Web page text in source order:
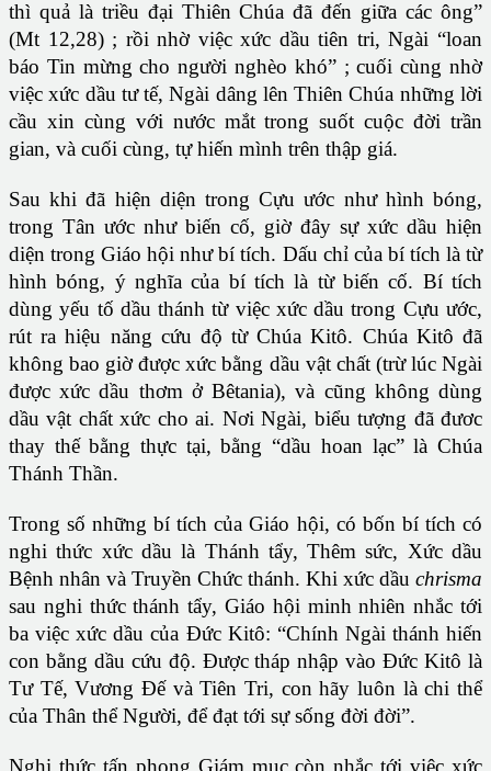
thì quả là triều đại Thiên Chúa đã đến giữa các ông”
(Mt 12,28) ; rồi nhờ việc xức dầu tiên tri, Ngài “loan
báo Tin mừng cho người nghèo khó” ; cuối cùng nhờ
việc xức dầu tư tế, Ngài dâng lên Thiên Chúa những lời
cầu xin cùng với nước mắt trong suốt cuộc đời trần
gian, và cuối cùng, tự hiến mình trên thập giá.
Sau khi đã hiện diện trong Cựu ước như hình bóng,
trong Tân ước như biến cố, giờ đây sự xức dầu hiện
diện trong Giáo hội như bí tích. Dấu chỉ của bí tích là từ
hình bóng, ý nghĩa của bí tích là từ biến cố. Bí tích
dùng yếu tố dầu thánh từ việc xức dầu trong Cựu ước,
rút ra hiệu năng cứu độ từ Chúa Kitô. Chúa Kitô đã
không bao giờ được xức bằng dầu vật chất (trừ lúc Ngài
được xức dầu thơm ở Bêtania), và cũng không dùng
dầu vật chất xức cho ai. Nơi Ngài, biểu tượng đã đươc
thay thế bằng thực tại, bằng “dầu hoan lạc” là Chúa
Thánh Thần.
Trong số những bí tích của Giáo hội, có bốn bí tích có
nghi thức xức dầu là Thánh tẩy, Thêm sức, Xức dầu
Bệnh nhân và Truyền Chức thánh. Khi xức dầu chrisma
sau nghi thức thánh tẩy, Giáo hội minh nhiên nhắc tới
ba việc xức dầu của Đức Kitô: “Chính Ngài thánh hiến
con bằng dầu cứu độ. Được tháp nhập vào Đức Kitô là
Tư Tế, Vương Đế và Tiên Tri, con hãy luôn là chi thể
của Thân thể Người, để đạt tới sự sống đời đời”.
Nghi thức tấn phong Giám mục còn nhắc tới việc xức